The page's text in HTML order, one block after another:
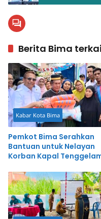
Berita Bima
Kabar Kota Bima
Pemkot Bima Serahkan
Bantuan untuk Nelayan
Korban Kapal